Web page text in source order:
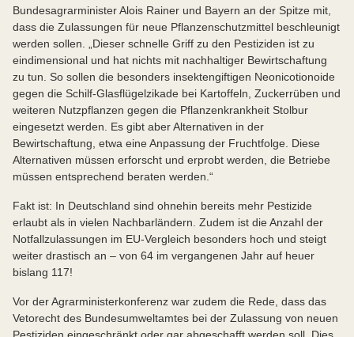
Bundesagrarminister Alois Rainer und Bayern an der Spitze mit,
dass die Zulassungen für neue Pflanzenschutzmittel beschleunigt
werden sollen. „Dieser schnelle Griff zu den Pestiziden ist zu
eindimensional und hat nichts mit nachhaltiger Bewirtschaftung
zu tun. So sollen die besonders insektengiftigen Neonicotionoide
gegen die Schilf-Glasflügelzikade bei Kartoffeln, Zuckerrüben und
weiteren Nutzpflanzen gegen die Pflanzenkrankheit Stolbur
eingesetzt werden. Es gibt aber Alternativen in der
Bewirtschaftung, etwa eine Anpassung der Fruchtfolge. Diese
Alternativen müssen erforscht und erprobt werden, die Betriebe
müssen entsprechend beraten werden.“
Fakt ist: In Deutschland sind ohnehin bereits mehr Pestizide
erlaubt als in vielen Nachbarländern. Zudem ist die Anzahl der
Notfallzulassungen im EU-Vergleich besonders hoch und steigt
weiter drastisch an – von 64 im vergangenen Jahr auf heuer
bislang 117!
Vor der Agrarministerkonferenz war zudem die Rede, dass das
Vetorecht des Bundesumweltamtes bei der Zulassung von neuen